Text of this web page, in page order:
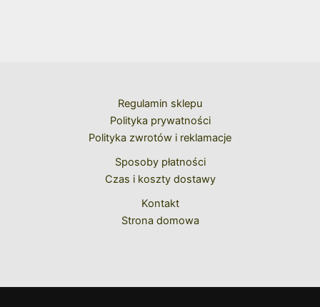
Regulamin sklepu
Polityka prywatności
Polityka zwrotów i reklamacje
Sposoby płatności
Czas i koszty dostawy
Kontakt
Strona domowa